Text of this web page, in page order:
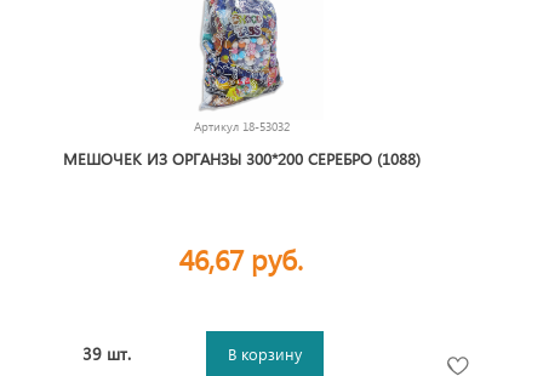
Артикул 18-53032
МЕШОЧЕК ИЗ ОРГАНЗЫ 300*200 СЕРЕБРО (1088)
46,67 руб.
39 шт. В корзину